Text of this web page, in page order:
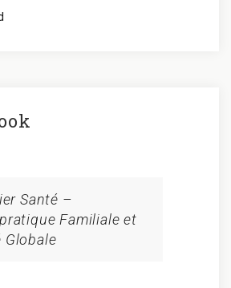
Santé –
Familiale et
Globale